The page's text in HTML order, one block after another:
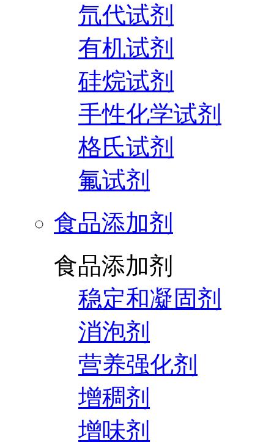
氘代试剂
有机试剂
硅烷试剂
手性化学试剂
格氏试剂
氟试剂
食品添加剂
食品添加剂
稳定和凝固剂
消泡剂
营养强化剂
增稠剂
增味剂